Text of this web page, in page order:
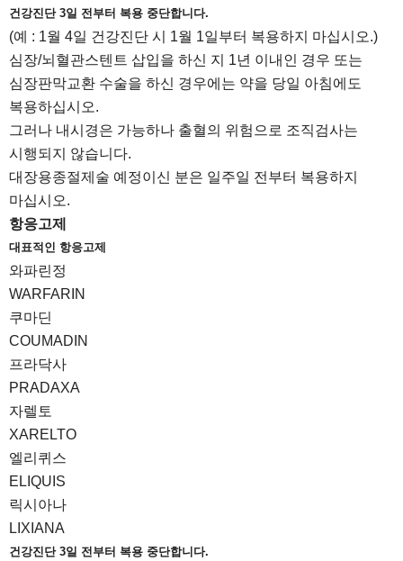
건강진단 3일 전부터 복용 중단합니다.
(예 : 1월 4일 건강진단 시 1월 1일부터 복용하지 마십시오.)
심장/뇌혈관스텐트 삽입을 하신 지 1년 이내인 경우 또는
심장판막교환 수술을 하신 경우에는 약을 당일 아침에도
복용하십시오.
그러나 내시경은 가능하나 출혈의 위험으로 조직검사는
시행되지 않습니다.
대장용종절제술 예정이신 분은 일주일 전부터 복용하지
마십시오.
항응고제
대표적인 항응고제
와파린정
WARFARIN
쿠마딘
COUMADIN
프라닥사
PRADAXA
자렐토
XARELTO
엘리퀴스
ELIQUIS
릭시아나
LIXIANA
건강진단 3일 전부터 복용 중단합니다.